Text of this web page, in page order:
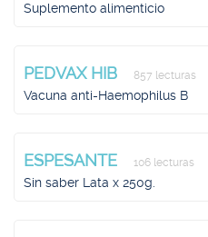
Suplemento alimenticio
PEDVAX HIB 857 lecturas
Vacuna anti-Haemophilus B
ESPESANTE 106 lecturas
Sin saber Lata x 250g.